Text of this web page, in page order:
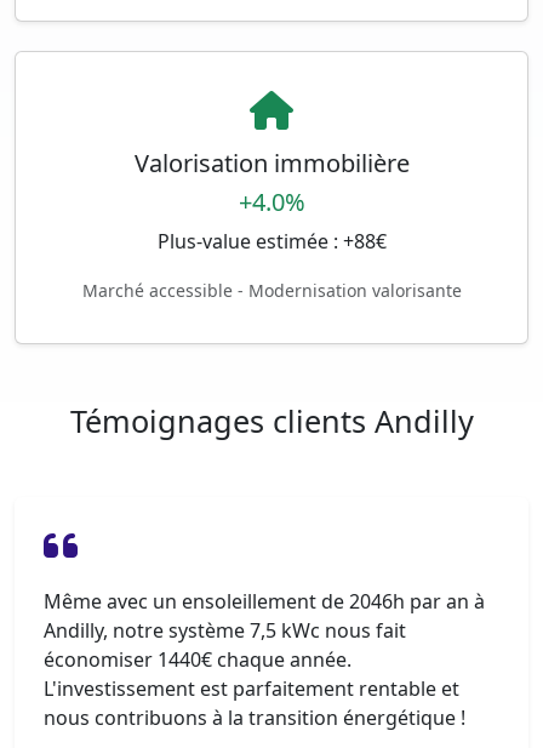
Valorisation immobilière
+4.0%
Plus-value estimée : +88€
Marché accessible - Modernisation valorisante
Témoignages clients Andilly
Même avec un ensoleillement de 2046h par an à
Andilly, notre système 7,5 kWc nous fait
économiser 1440€ chaque année.
L'investissement est parfaitement rentable et
nous contribuons à la transition énergétique !